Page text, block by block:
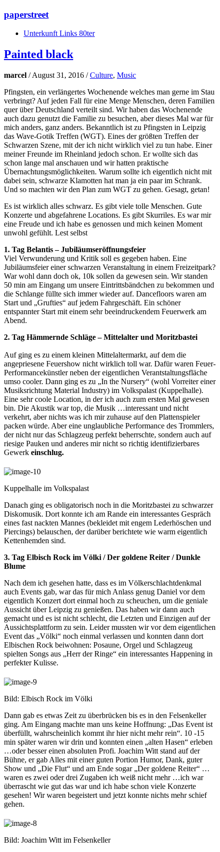
paperstreet
Unterkunft Links 80ter
Painted black
marcel /August 31, 2016 /Culture, Music
Pfingsten, ein verlängertes Wochenende welches man gerne im Stau
verbringt? Auf jeden Fall für eine Menge Menschen, deren Familien
quer über Deutschland verteilt sind. Wir haben das Wochenende
auch dazu genutzt die Familie zu besuchen, aber dieses Mal war für
mich anders, ganz anders. Bekanntlich ist zu Pfingsten in Leipzig
das Wave-Gotik Treffen (WGT). Eines der größten Treffen der
Schwarzen Szene, mit der ich nicht wirklich viel zu tun habe. Einer
meiner Freunde im Rheinland jedoch schon. Er wollte sich das
schon lange mal anschauen und wir hatten praktische
Übernachtungsmöglichkeiten. Warum sollte ich eigentlich nicht mit
dabei sein, schwarze Klamotten hat man ja ein paar im Schrank.
Und so machten wir den Plan zum WGT zu gehen. Gesagt, getan!
Es ist wirklich alles schwarz. Es gibt viele tolle Menschen. Gute
Konzerte und abgefahrene Locations. Es gibt Skurriles. Es war mir
eine Freude und ich habe es genossen und mich keinen Moment
unwohl gefühlt. Lest selbst
1. Tag Belantis – Jubiläumseröffnungsfeier
Viel Verwunderung und Kritik soll es gegeben haben. Eine
Jubiläumsfeier einer schwarzen Veranstaltung in einem Freizeitpark?
War wohl dann doch ok, 10k sollen da gewesen sein. Wir standen
50 min am Eingang um unsere Eintrittsbändchen zu bekommen und
die Schlange füllte sich immer wieder auf. Dancefloors waren am
Start und „Grufties“ auf jedem Fahrgeschäft. Ein schöner
entspannter Start mit einem sehr beeindruckendem Feuerwerk am
Abend.
2. Tag Hämmernde Schläge – Mittelalter und Moritzbastei
Auf ging es zu einem kleinen Mittelaltermarkt, auf dem die
angepriesene Feuershow nicht wirklich toll war. Dafür waren Feuer-
Performancekünstler neben der eigentlichen Verantstaltungsfläche
umso cooler. Dann ging es zu „In the Nursery“ (wohl Vorreiter einer
Musiksrichtung Material Industry) im Volkspalast (Kuppelhalle).
Eine sehr coole Location, in der ich auch zum ersten Mal gewesen
bin. Die Akustik war top, die Musik …interessant und nicht
verkehrt, aber nichts was ich mir zuhause auf den Plattenspieler
packen würde. Aber eine unglaubliche Performance des Trommlers,
der nicht nur das Schlagzeug perfekt beherrschte, sondern auch auf
riesige Pauken und anderes mir nicht so richtig identifizierbares
Gewerk einschlug.
Kuppelhalle im Volkspalast
Danach ging es obligatorisch noch in die Moritzbastei zu schwarzer
Diskomusik. Dort konnte ich am Rande ein interessantes Gespräch
eines fast nackten Mannes (bekleidet mit engem Lederhöschen und
Piercings) belauschen, der darüber berichtete wie warm eigentlich
Kettenhemden sind.
3. Tag Elbisch Rock im Völki / Der goldene Reiter / Dunkle
Blume
Nach dem ich gesehen hatte, dass es im Völkerschlachtdenkmal
auch Events gab, war das für mich Anlass genug Daniel vor dem
eigentlich Konzert dort einmal hoch zu scheuchen, um die geniale
Aussicht über Leipzig zu genießen. Das haben wir dann auch
gemacht und es ist nicht schlecht, die Letzten und Einzigen auf der
Aussichtsplattform zu sein. Leider mussten wir vor dem eigentlichen
Event das „Völki“ noch einmal verlassen und konnten dann dort
Elbischen Rock beiwohnen: Posaune, Orgel und Schlagzeug
spielten Songs aus „Herr der Ringe“ ein interessantes Happening in
perfekter Kulisse.
Bild: Elbisch Rock im Völki
Dann gab es etwas Zeit zu überbrücken bis es in den Felsenkeller
ging. Am Eingang machte man uns keine Hoffnung: „Das Event ist
überfüllt, wahrscheinlich kommt ihr hier nicht mehr rein“. 10 -15
min später waren wir drin und konnten einen „alten Hasen“ erleben
…oder besser einen absoluten Profi. Joachim Witt stand auf der
Bühne, er gab Alles mit einer guten Portion Humor, Dank, guter
Show und „Die Flut“ und am Ende sogar „Der goldene Reiter“ …
waren es zwei oder drei Zugaben ich weiß nicht mehr …ich war
überrascht wie gut das war und ich habe schon viele Konzerte
gesehen! Wir waren begeistert und jetzt konnte nichts mehr schief
gehen.
Bild: Joachim Witt im Felsenkeller